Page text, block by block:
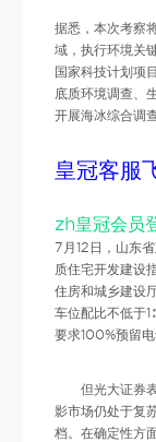
据悉，本次考察
域，执行环境关
国家科技计划项
底质环境调查、
开展海冰综合调查
皇冠客服
zh皇冠会员
7月12日，山东
质住宅开发建设
住房和城乡建设
车位配比不低于
要求100%预留电
但光大证券表
影市场仍处于复
档。在确定性方